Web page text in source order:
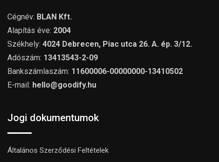
Cégnév: BLAN Kft.
Alapítás éve: 2004
Székhely: 4024 Debrecen, Piac utca 26. A. ép. 3/12.
Adószám: 13413543-2-09
Bankszámlaszám: 11600006-00000000-13410502
E-mail: hello@goodify.hu
Jogi dokumentumok
Általános Szerződési Feltételek